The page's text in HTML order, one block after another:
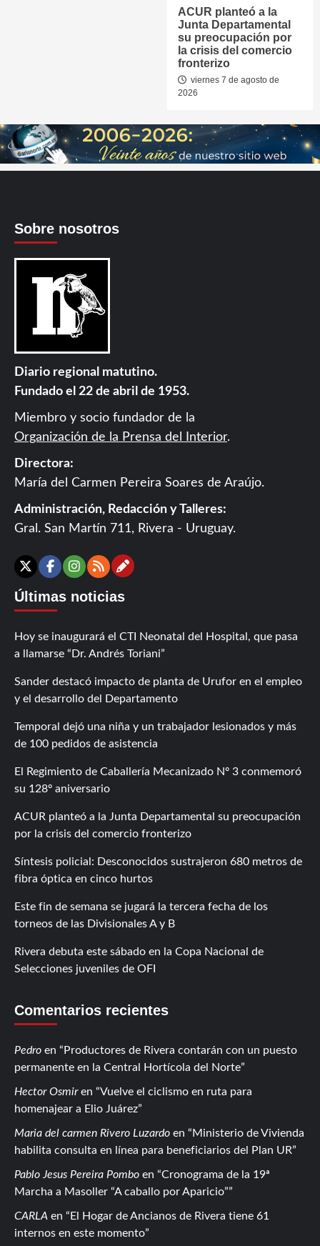
ACUR planteó a la
Junta Departamental
su preocupación por
la crisis del comercio
fronterizo
viernes 7 de agosto de
2026
Sobre nosotros
Diario regional matutino.
Fundado el 22 de abril de 1953.
Miembro y socio fundador de la
Organización de la Prensa del Interior.
Directora:
María del Carmen Pereira Soares de Araújo.
Administración, Redacción y Talleres:
Gral. San Martín 711, Rivera - Uruguay.
X Facebook
Instagram
RSSContáctanos
Últimas noticias
Hoy se inaugurará el CTI Neonatal del Hospital, que pasa
a llamarse “Dr. Andrés Toriani”
Sander destacó impacto de planta de Urufor en el empleo
y el desarrollo del Departamento
Temporal dejó una niña y un trabajador lesionados y más
de 100 pedidos de asistencia
El Regimiento de Caballería Mecanizado Nº 3 conmemoró
su 128º aniversario
ACUR planteó a la Junta Departamental su preocupación
por la crisis del comercio fronterizo
Síntesis policial: Desconocidos sustrajeron 680 metros de
fibra óptica en cinco hurtos
Este fin de semana se jugará la tercera fecha de los
torneos de las Divisionales A y B
Rivera debuta este sábado en la Copa Nacional de
Selecciones juveniles de OFI
Comentarios recientes
Pedro en
Productores de Rivera contarán con un puesto
permanente en la Central Hortícola del Norte
Hector Osmiren
Vuelve el ciclismo en ruta para
homenajear a Elio Juárez
Maria del carmen Rivero Luzardo en
Ministerio de Vivienda
habilita consulta en línea para beneficiarios del Plan UR
Pablo Jesus Pereira Pombo en
Cronograma de la 19ª
Marcha a Masoller “A caballo por Aparicio”
CARLA en
El Hogar de Ancianos de Rivera tiene 61
internos en este momento